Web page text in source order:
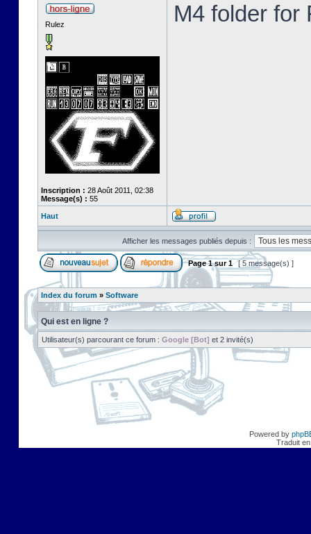
Rulez
Inscription : 28 Août 2011, 02:38
Message(s) : 55
M4 folder for
Haut
Afficher les messages publiés depuis :
Page1sur1 [ 5 message(s) ]
Index du forum » Software
Qui est en ligne ?
Utilisateur(s) parcourant ce forum : Google [Bot] et 2 invité(s)
Powered by
Traduit